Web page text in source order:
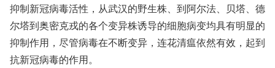
抑制新冠病毒活性，从武汉的野生株、到阿尔法、贝塔、德
尔塔到奥密克戎的各个变异株诱导的细胞病变均具有明显的
抑制作用，尽管病毒在不断变异，连花清瘟依然有效，起到
抗新冠病毒的作用。